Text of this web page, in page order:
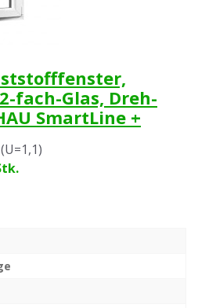
fach-Glas, Dreh-
SmartLine +